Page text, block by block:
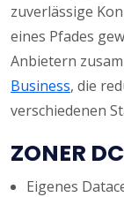
zuverlässige
eines Pfades
Anbietern
Business, die
verschiedenen
ZONER
Eigenes